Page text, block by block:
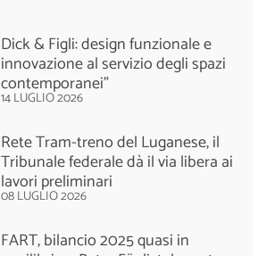
Dick & Figli: design funzionale e
innovazione al servizio degli spazi
contemporanei”
14 LUGLIO 2026
Rete Tram-treno del Luganese, il
Tribunale federale dà il via libera ai
lavori preliminari
08 LUGLIO 2026
FART, bilancio 2025 quasi in